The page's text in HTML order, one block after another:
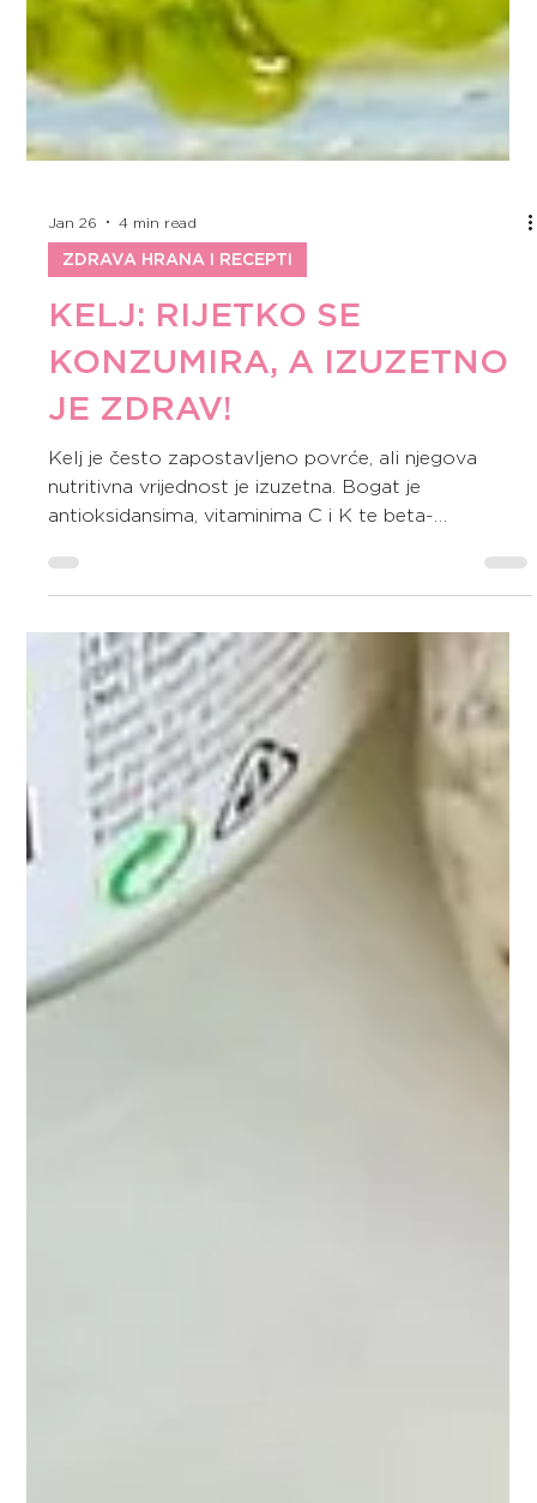
Jan 26
ZDRAVA HRANA I RECEPTI
KELJ: RIJETKO SE
KONZUMIRA, A IZUZETNO
JE ZDRAV!
Kelj je često zapostavljeno povrće, ali njegova
nutritivna vrijednost je izuzetna. Bogat je
antioksidansima, vitaminima C i K te beta-
karotenom, a može podržati zdravlje srca, očiju i
regulaciju tjelesne težine. U ovom članku otkrivamo
naučno potvrđene zdravstvene prednosti kelja i
dijelimo jednostavne, ukusne recepte koji će vas
inspirisati da ga češće uvrstite u svoju ishranu.